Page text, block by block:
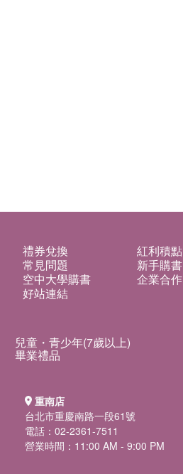
禮券兌換
紅利積點
常見問題
新手購書
空中大學購書
企業合作
好站連結
兒童・青少年(7歲以上)
畢業禮品
重南店
台北市重慶南路一段61號
電話：02-2361-7511
營業時間：11:00 AM - 9:00 PM